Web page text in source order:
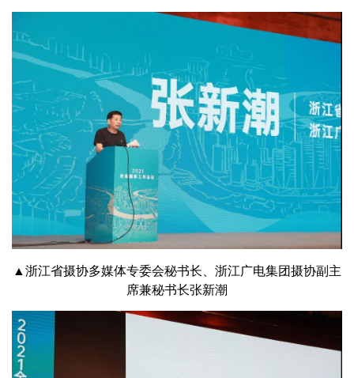
▲浙江省摄协多媒体专委会秘书长、浙江广电集团摄协副主
席兼秘书长张新潮